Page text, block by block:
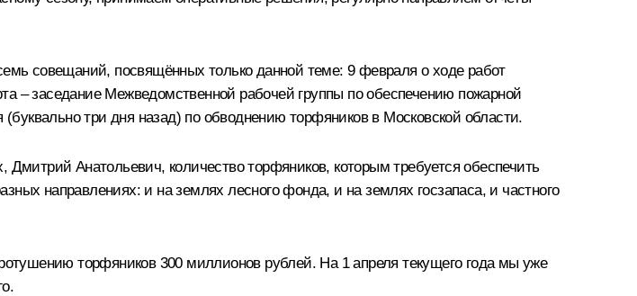
совещаний, посвящённых только данной теме: 9 февраля о ходе работ
– заседание Межведомственной рабочей группы по обеспечению пожарной
три дня назад) по обводнению торфяников в Московской области.
Анатольевич, количество торфяников, которым требуется обеспечить
направлениях: и на землях лесного фонда, и на землях госзапаса, и частного
торфяников 300 миллионов рублей. На 1 апреля текущего года мы уже